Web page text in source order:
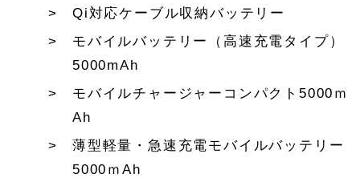
Qi対応ケーブル収納バッテリー
モバイルバッテリー（高速充電タイプ）
5000mAh
モバイルチャージャーコンパクト5000ｍ
Ah
薄型軽量・急速充電モバイルバッテリー
5000ｍAh